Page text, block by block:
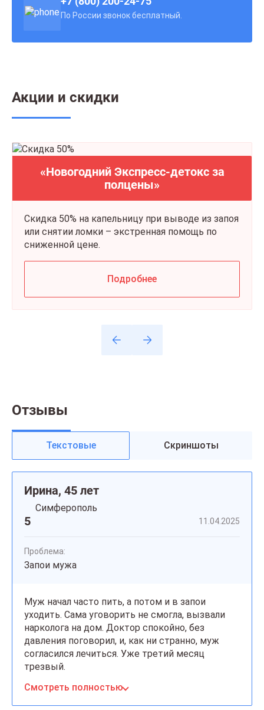
По России звонок бесплатный.
Акции и скидки
«Новогодний Экспресс-детокс за
полцены»
Скидка 50% на капельницу при выводе из запоя
или снятии ломки – экстренная помощь по
сниженной цене.
Подробнее
Отзывы
Текстовые Скриншоты
Ирина, 45 лет
5
Симферополь
11.04.2025
Проблема:
Запои мужа
Муж начал часто пить, а потом и в запои
уходить. Сама уговорить не смогла, вызвали
нарколога на дом. Доктор спокойно, без
давления поговорил, и, как ни странно, муж
согласился лечиться. Уже третий месяц
трезвый.
Смотреть полностью